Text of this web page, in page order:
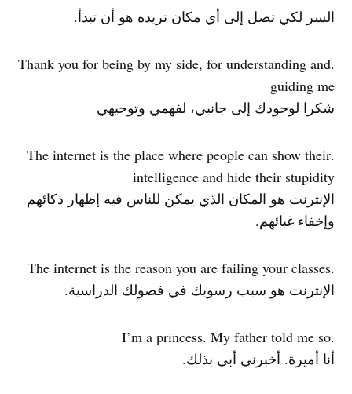
السر لكي تصل إلى أي مكان تريده هو أن تبدأ.
.Thank you for being by my side, for understanding and
guiding me
شكرا لوجودك إلى جانبي، لفهمي وتوجيهي
.The internet is the place where people can show their
intelligence and hide their stupidity
الإنترنت هو المكان الذي يمكن للناس فيه إظهار ذكائهم
وإخفاء غبائهم.
.The internet is the reason you are failing your classes
الإنترنت هو سبب رسوبك في فصولك الدراسية.
.I’m a princess. My father told me so
أنا أميرة. أخبرني أبي بذلك.